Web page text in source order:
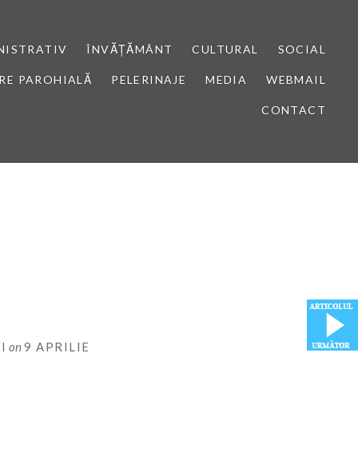
ÎNVĂȚĂMÂNT CULTURAL SOCIAL
PAROHIALĂ PELERINAJE MEDIA WEBMAIL
CONTACT
on 9 APRILIE